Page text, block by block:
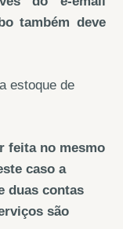
também deve
estoque de
feita no mesmo
caso a
duas contas
são